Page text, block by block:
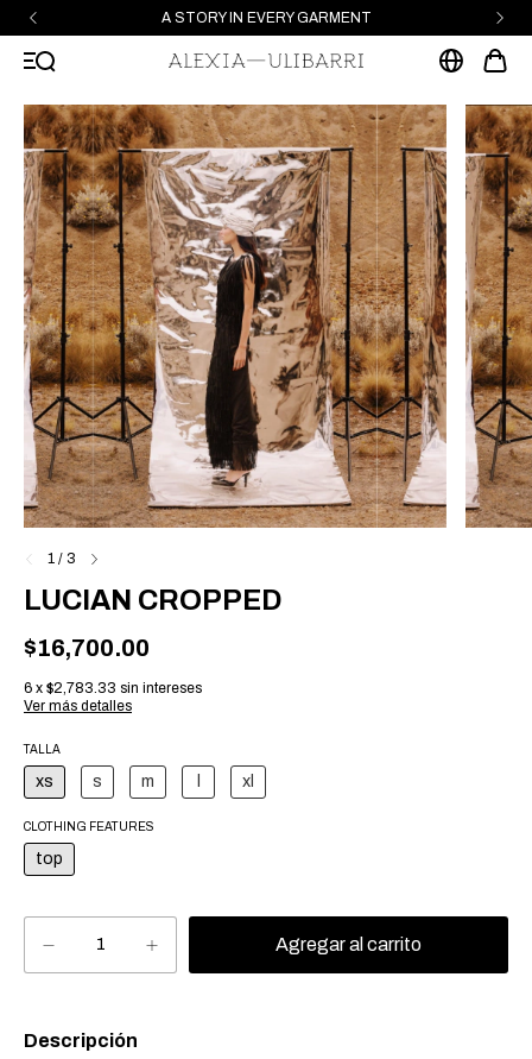
A STORY IN EVERY GARMENT
1 / 3
LUCIAN CROPPED
$16,700.00
6 x $2,783.33 sin intereses
Ver más detalles
TALLA
xs s m xl
CLOTHING FEATURES
top
Descripción